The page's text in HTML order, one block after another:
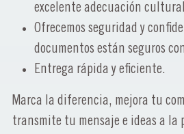
excelente adecuación
Ofrecemos seguridad y
documentos están seguros
Entrega rápida y eficiente.
Marca la diferencia, mejora tu
transmite tu mensaje e ideas a la